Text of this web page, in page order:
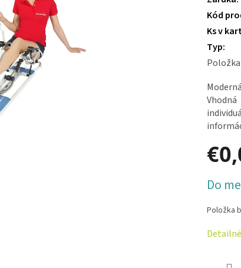
3,4
z 5
Kód
Ks v
Typ:
cena:
Do
Položka